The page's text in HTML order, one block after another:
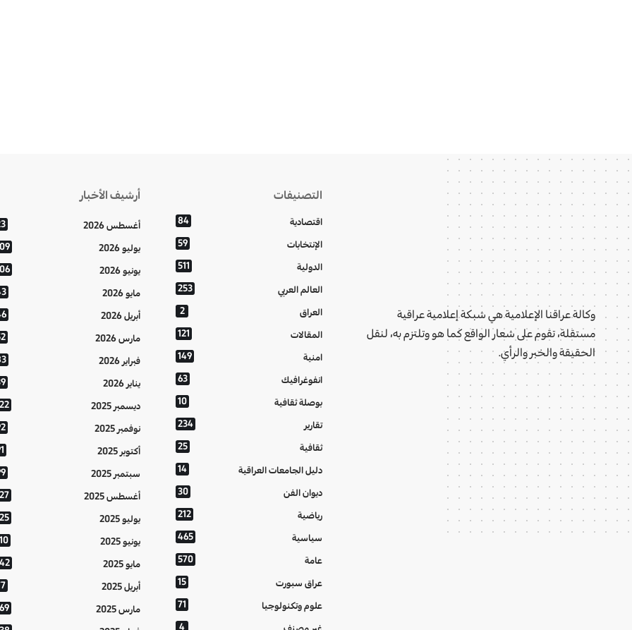
وكالة عراقنا الإعلامية هي شبكة إعلامية عراقية
مستقلة، تقوم على شعار الواقع كما هو وتلتزم به، لنقل
الحقيقة والخبر والرأي.
التصنيفات
اقتصادية 84
الإنتخابات 59
الدولية 511
العالم العربي 253
العراق 2
المقالات 121
امنية 149
انفوغرافيك 63
بوصلة ثقافية 10
تقارير 234
ثقافية 25
دليل الجامعات العراقية 14
ديوان الفن 30
رياضية 212
سياسية 465
عامة 570
عراق سبورت 15
علوم وتكنولوجيا 71
4
أرشيف الأخبار
أغسطس 2026
يوليو 2026
يونيو 2026
مايو 2026
أبريل 2026
مارس 2026
فبراير 2026
يناير 2026
ديسمبر 2025
نوفمبر 2025
أكتوبر 2025
سبتمبر 2025
أغسطس 2025
يوليو 2025
يونيو 2025
مايو 2025
أبريل 2025
مارس 2025